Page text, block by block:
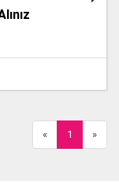
« 1 »